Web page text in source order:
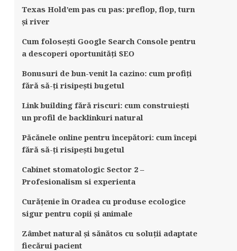
Texas Hold’em pas cu pas: preflop, flop, turn
și river
Cum folosești Google Search Console pentru
a descoperi oportunități SEO
Bonusuri de bun-venit la cazino: cum profiți
fără să-ți risipești bugetul
Link building fără riscuri: cum construiești
un profil de backlinkuri natural
Păcănele online pentru începători: cum începi
fără să-ți risipești bugetul
Cabinet stomatologic Sector 2 –
Profesionalism si experienta
Curățenie în Oradea cu produse ecologice
sigur pentru copii și animale
Zâmbet natural și sănătos cu soluții adaptate
fiecărui pacient